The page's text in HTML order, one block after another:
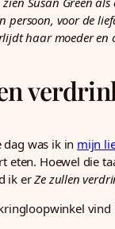
persoon, voor de
haar moeder en
dag was ik in mijn
eten. Hoewel die
ik erZe zullen
vind